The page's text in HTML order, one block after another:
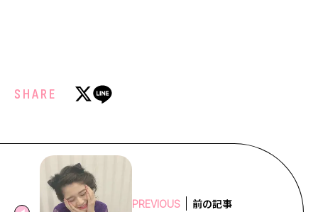
SHARE
PREVIOUS 前の記事